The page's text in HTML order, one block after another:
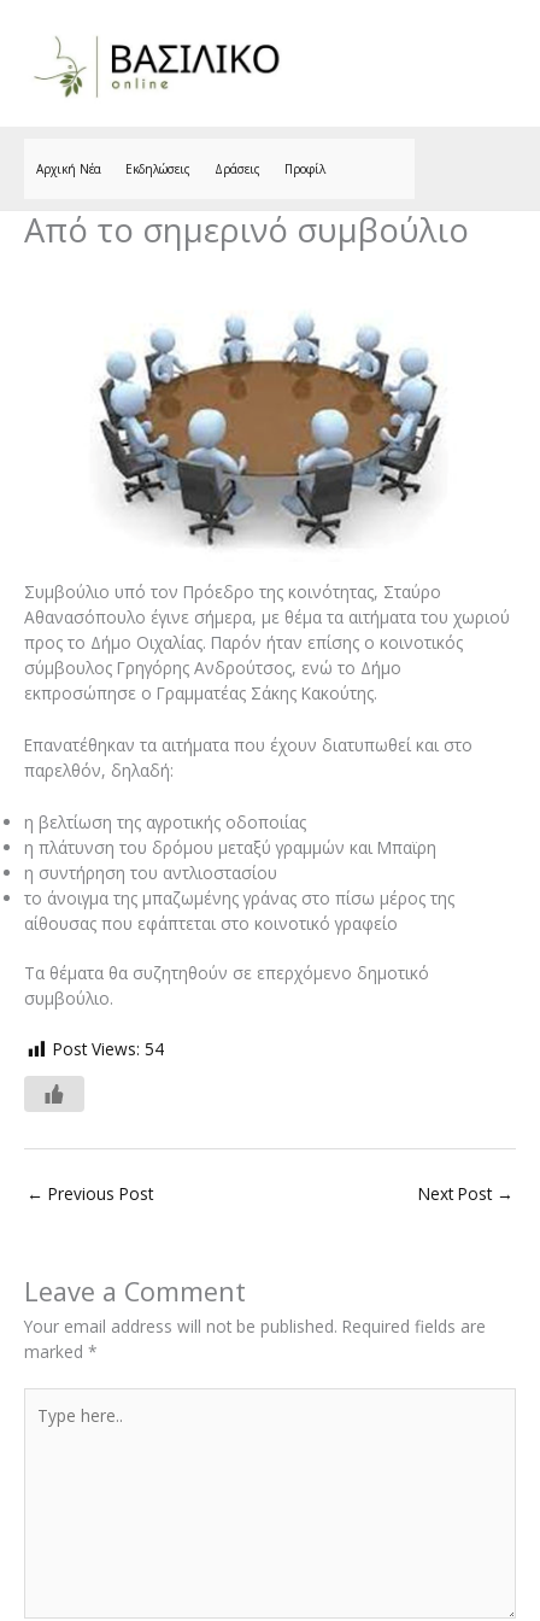
Αρχική Νέα Εκδηλώσεις Δράσεις Προφίλ
Από το σημερινό συμβούλιο
Συμβούλιο υπό τον Πρόεδρο της κοινότητας, Σταύρο
Αθανασόπουλο έγινε σήμερα, με θέμα τα αιτήματα του χωριού
προς το Δήμο Οιχαλίας. Παρόν ήταν επίσης ο κοινοτικός
σύμβουλος Γρηγόρης Ανδρούτσος, ενώ το Δήμο
εκπροσώπησε ο Γραμματέας Σάκης Κακούτης.
Επανατέθηκαν τα αιτήματα που έχουν διατυπωθεί και στο
παρελθόν, δηλαδή:
η βελτίωση της αγροτικής οδοποιίας
η πλάτυνση του δρόμου μεταξύ γραμμών και Μπαϊρη
η συντήρηση του αντλιοστασίου
το άνοιγμα της μπαζωμένης γράνας στο πίσω μέρος της
αίθουσας που εφάπτεται στο κοινοτικό γραφείο
Τα θέματα θα συζητηθούν σε επερχόμενο δημοτικό
συμβούλιο.
Post Views: 54
← Previous Post Next Post →
Leave a Comment
Your email address will not be published. Required fields are
marked *
here..